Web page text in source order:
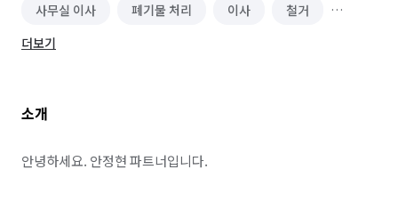
사무실 이사 폐기물 처리 이사 철거
소형이사
더보기
소개
안녕하세요. 안정현 파트너입니다.